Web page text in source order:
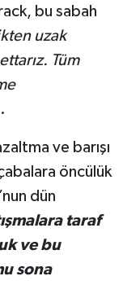
bu sabah
uzak
Tüm
ve barışı
öncülük
dün
taraf
ve bu
sona